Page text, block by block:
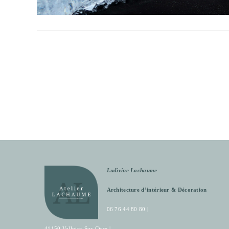
Ludivine Lachaume
Architecture d’intérieur & Décoration
06 76 44 80 80 |